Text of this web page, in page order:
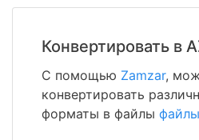
Конвертировать в
С помощью Zamzar,
конвертировать
форматы в файлы